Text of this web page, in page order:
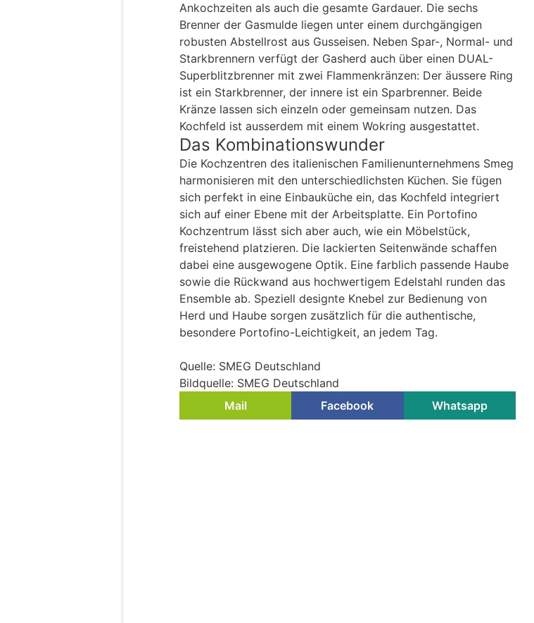
Ankochzeiten als auch die gesamte Gardauer. Die sechs
Brenner der Gasmulde liegen unter einem durchgängigen
robusten Abstellrost aus Gusseisen. Neben Spar-, Normal- und
Starkbrennern verfügt der Gasherd auch über einen DUAL-
Superblitzbrenner mit zwei Flammenkränzen: Der äussere Ring
ist ein Starkbrenner, der innere ist ein Sparbrenner. Beide
Kränze lassen sich einzeln oder gemeinsam nutzen. Das
Kochfeld ist ausserdem mit einem Wokring ausgestattet.
Das Kombinationswunder
Die Kochzentren des italienischen Familienunternehmens Smeg
harmonisieren mit den unterschiedlichsten Küchen. Sie fügen
sich perfekt in eine Einbauküche ein, das Kochfeld integriert
sich auf einer Ebene mit der Arbeitsplatte. Ein Portofino
Kochzentrum lässt sich aber auch, wie ein Möbelstück,
freistehend platzieren. Die lackierten Seitenwände schaffen
dabei eine ausgewogene Optik. Eine farblich passende Haube
sowie die Rückwand aus hochwertigem Edelstahl runden das
Ensemble ab. Speziell designte Knebel zur Bedienung von
Herd und Haube sorgen zusätzlich für die authentische,
besondere Portofino-Leichtigkeit, an jedem Tag.
Quelle: SMEG Deutschland
Bildquelle: SMEG Deutschland
Mail
Facebook Whatsapp